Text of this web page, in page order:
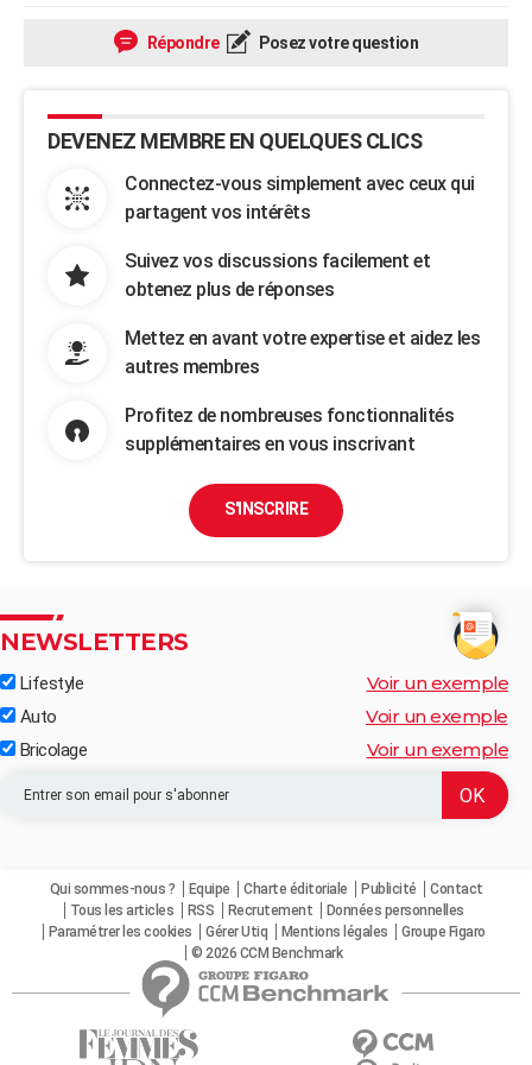
Répondre Posez votre question
DEVENEZ MEMBRE EN QUELQUES CLICS
Connectez-vous simplement avec ceux qui
partagent vos intérêts
Suivez vos discussions facilement et
obtenez plus de réponses
Mettez en avant votre expertise et aidez les
autres membres
Profitez de nombreuses fonctionnalités
supplémentaires en vous inscrivant
S'INSCRIRE
NEWSLETTERS
Lifestyle Voir un exemple
Auto Voir un exemple
Bricolage Voir un exemple
Qui sommes-nous ? Equipe Charte éditoriale Publicité
Contact
Tous les articles
RSS Recrutement
Données personnelles
Paramétrer les cookies
Gérer Utiq Mentions légales
Groupe Figaro
© 2026 CCM Benchmark